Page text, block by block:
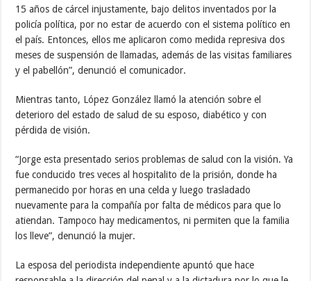
15 años de cárcel injustamente, bajo delitos inventados por la
policía política, por no estar de acuerdo con el sistema político en
el país. Entonces, ellos me aplicaron como medida represiva dos
meses de suspensión de llamadas, además de las visitas familiares
y el pabellón”, denunció el comunicador.
Mientras tanto, López González llamó la atención sobre el
deterioro del estado de salud de su esposo, diabético y con
pérdida de visión.
“Jorge esta presentado serios problemas de salud con la visión. Ya
fue conducido tres veces al hospitalito de la prisión, donde ha
permanecido por horas en una celda y luego trasladado
nuevamente para la compañía por falta de médicos para que lo
atiendan. Tampoco hay medicamentos, ni permiten que la familia
los lleve”, denunció la mujer.
La esposa del periodista independiente apuntó que hace